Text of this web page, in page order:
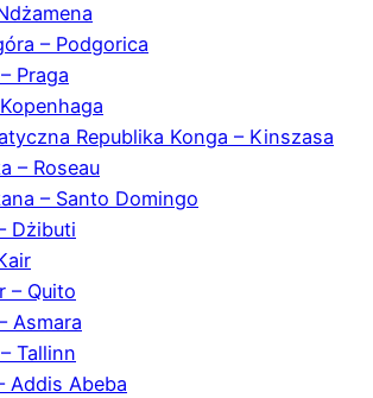
– Podgorica
Praga
Republika Konga – Kinszasa
– Roseau
– Santo Domingo
Dżibuti
– Quito
Asmara
Tallinn
Addis Abeba